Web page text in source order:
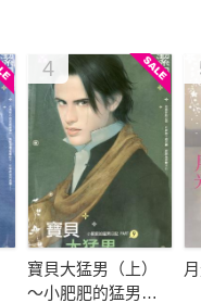
4
寶貝大猛男（上）
～小肥肥的猛男日